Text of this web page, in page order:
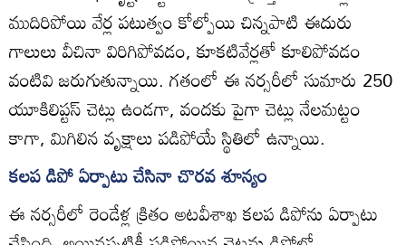
ముదిరిపోయి వేర్ల పటుత్వం కోల్పోయి చిన్నపాటి ఈదురు
గాలులు వీచినా విరిగిపోవడం, కూకటివేర్లతో కూలిపోవడం
వంటివి జరుగుతున్నాయి. గతంలో ఈ నర్సరీలో సుమారు 250
యూకిలిప్టస్‌ చెట్లు ఉండగా, వందకు పైగా చెట్లు నేలమట్టం
కాగా, మిగిలిన వృక్షాలు పడిపోయే స్థితిలో ఉన్నాయి.
కలప డిపో ఏర్పాటు చేసినా చొరవ శూన్యం
ఈ నర్సరీలో రెండేళ్ల క్రితం అటవీశాఖ కలప డిపోను ఏర్పాటు